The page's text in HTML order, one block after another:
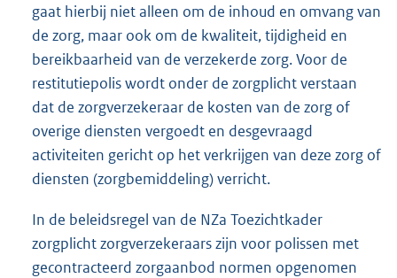
gaat hierbij niet alleen om de inhoud en omvang van
de zorg, maar ook om de kwaliteit, tijdigheid en
bereikbaarheid van de verzekerde zorg. Voor de
restitutiepolis wordt onder de zorgplicht verstaan
dat de zorgverzekeraar de kosten van de zorg of
overige diensten vergoedt en desgevraagd
activiteiten gericht op het verkrijgen van deze zorg of
diensten (zorgbemiddeling) verricht.
In de beleidsregel van de NZa Toezichtkader
zorgplicht zorgverzekeraars zijn voor polissen met
gecontracteerd zorgaanbod normen opgenomen